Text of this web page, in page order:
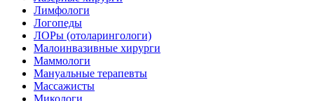
Лимфологи
Логопеды
ЛОРы (отоларингологи)
Малоинвазивные хирурги
Маммологи
Мануальные терапевты
Массажисты
Микологи